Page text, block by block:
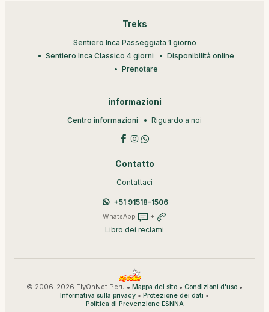
Treks
Sentiero Inca Passeggiata 1 giorno
Sentiero Inca Classico 4 giorni
Disponibilità online
Prenotare
informazioni
Centro informazioni Riguardo a noi
Contatto
Contattaci
+51 91518-1506
WhatsApp +
Libro dei reclami
© 2006-2026 FlyOnNet Peru • Mappa del sito • Condizioni d'uso •
Informativa sulla privacy • Protezione dei dati •
Politica di Prevenzione ESNNA